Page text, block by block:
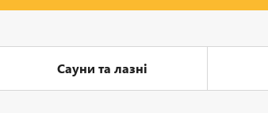
Сауни та лазні